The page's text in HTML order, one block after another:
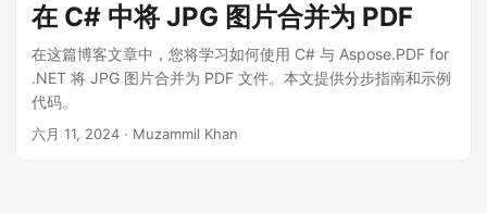
在 C# 中将 JPG 图片合并为 PDF
在这篇博客文章中，您将学习如何使用 C# 与 Aspose.PDF for
.NET 将 JPG 图片合并为 PDF 文件。本文提供分步指南和示例
代码。
六月 11, 2024 · Muzammil Khan